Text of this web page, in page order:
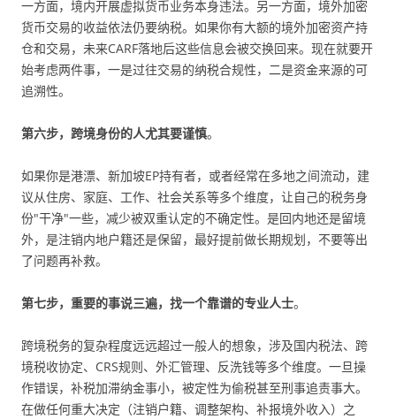
一方面，境内开展虚拟货币业务本身违法。另一方面，境外加密
货币交易的收益依法仍要纳税。如果你有大额的境外加密资产持
仓和交易，未来CARF落地后这些信息会被交换回来。现在就要开
始考虑两件事，一是过往交易的纳税合规性，二是资金来源的可
追溯性。
第六步，跨境身份的人尤其要谨慎。
如果你是港漂、新加坡EP持有者，或者经常在多地之间流动，建
议从住房、家庭、工作、社会关系等多个维度，让自己的税务身
份"干净"一些，减少被双重认定的不确定性。是回内地还是留境
外，是注销内地户籍还是保留，最好提前做长期规划，不要等出
了问题再补救。
第七步，重要的事说三遍，找一个靠谱的专业人士。
跨境税务的复杂程度远远超过一般人的想象，涉及国内税法、跨
境税收协定、CRS规则、外汇管理、反洗钱等多个维度。一旦操
作错误，补税加滞纳金事小，被定性为偷税甚至刑事追责事大。
在做任何重大决定（注销户籍、调整架构、补报境外收入）之